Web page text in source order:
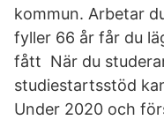
kommun. Arbetar
fyller 66 år får du
fått När du
studiestartsstöd
Under 2020 och